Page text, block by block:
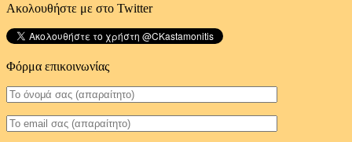
Ακολουθήστε με στο Twitter
Φόρμα επικοινωνίας